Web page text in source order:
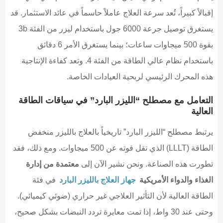
إقبالاً كبيراً، تُعد سرعة العلاج عاملاً حاسماً في عائد الاستثمار. قد
يستغرق توصيل جرعة 6000 جول باستخدام ليزر من الفئة 3b
بقوة 500 ميجاوات ساعات؛ بينما يستغرق الأمر 6 دقائق
باستخدام نظام عالي الطاقة من الفئة 4. وتعد كفاءة الإنتاجية
هذه المحرك الرئيسي لربحية العيادات الخاصة.
التعامل مع مصطلح “الليزر البارد” في سياقات الطاقة
العالية
يرتبط مصطلح “الليزر البارد” تاريخياً بالعلاج بالليزر منخفض
الطاقة (LLLT) الذي تقل قوته عن 500 ميجاوات. ومع ذلك، فقد
تطورت هذه الصناعة. ونحن نشير الآن إلى معتمدة من إدارة
الغذاء والدواء الأمريكية جهاز العلاج بالليزر البارد في فئة
الطاقة العالية لأن التأثير العلاجي غير حراري (ضوئي كيميائي).
وحتى عند 30 واط، إذا تمت معايرة تردد النبضات بشكل صحيح،